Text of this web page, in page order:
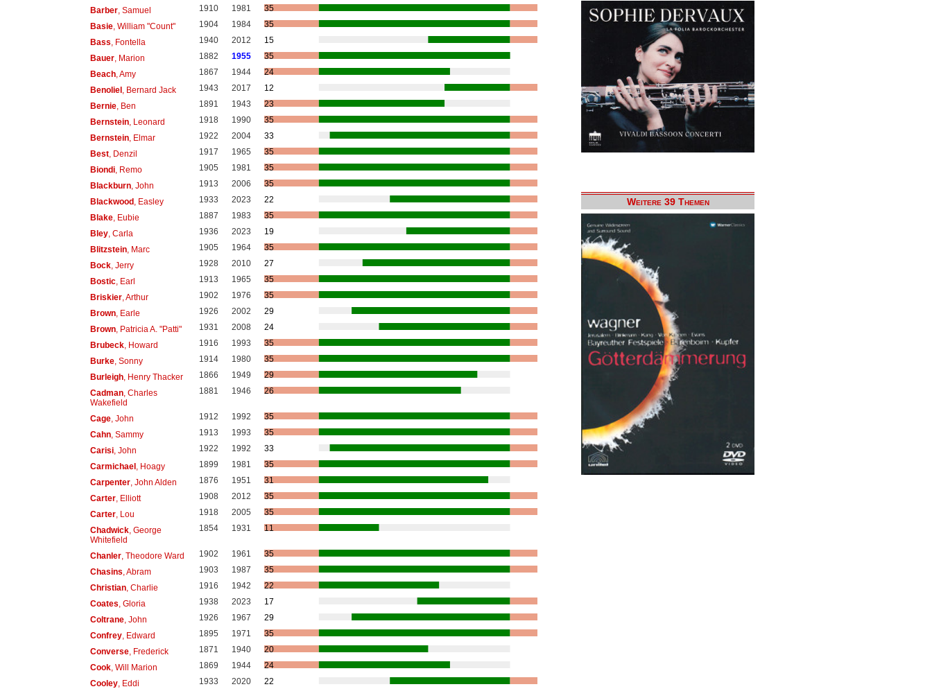
Barber, Samuel 1910 1981
35
Basie, William "Count" 1904 1984
35
Bass , Fontella 1940 2012
15
Bauer, Marion 1882 1955
35
Beach, Amy 1867 1944
24
Benoliel, Bernard Jack 1943 2017
12
Bernie, Ben 1891 1943
23
Bernstein, Leonard 1918 1990
35
Bernstein, Elmar 1922 2004
33
Best, Denzil 1917 1965
35
Biondi, Remo 1905 1981
35
Blackburn, John 1913 2006
35
Blackwood, Easley 1933 2023
22
Blake, Eubie 1887 1983
35
Bley, Carla 1936 2023
19
Blitzstein, Marc 1905 1964
35
Bock, Jerry 1928 2010
27
Bostic, Earl 1913 1965
35
Briskier, Arthur 1902 1976
35
Brown, Earle 1926 2002
29
Brown, Patricia A. "Patti" 1931 2008
24
Brubeck, Howard 1916 1993
35
Burke, Sonny 1914 1980
35
Burleigh, Henry Thacker 1866 1949
29
Cadman, Charles
Wakefield
1881 1946 26
Cage, John 1912 1992
35
Cahn, Sammy 1913 1993
35
Carisi, John 1922 1992
33
Carmichael, Hoagy 1899 1981
35
Carpenter, John Alden 1876 1951
31
Carter, Elliott 1908 2012
35
Carter, Lou 1918 2005
35
Chadwick, George
Whitefield
1854 1931 11
Chanler, Theodore Ward 1902 1961
35
Chasins , Abram 1903 1987
35
Christian, Charlie 1916 1942
22
Coates , Gloria 1938 2023
17
Coltrane, John 1926 1967
29
Confrey, Edward 1895 1971
35
Converse, Frederick 1871 1940
20
Cook, Will Marion 1869 1944
24
Cooley, Eddi 1933 2020
22
Weitere 39 Themen